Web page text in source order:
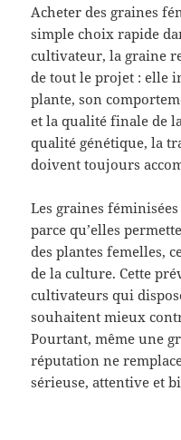
Acheter des graines
simple choix rapide
cultivateur, la graine
de tout le projet : elle
plante, son
et la qualité finale de
qualité génétique, la
doivent toujours
Les graines
parce qu’elles
des plantes femelles,
de la culture. Cette
cultivateurs qui
souhaitent mieux
Pourtant, même une
réputation ne
sérieuse, attentive et